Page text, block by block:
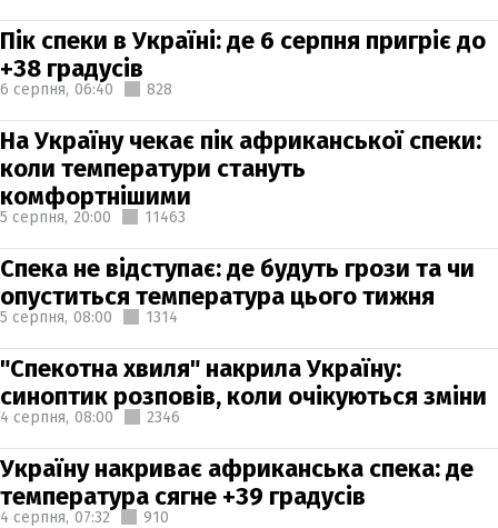
Пік спеки в Україні: де 6 серпня пригріє до
+38 градусів
6 серпня, 06:40 828
На Україну чекає пік африканської спеки:
коли температури стануть
комфортнішими
5 серпня, 20:00 11463
Спека не відступає: де будуть грози та чи
опуститься температура цього тижня
5 серпня, 08:00 1314
"Спекотна хвиля" накрила Україну:
синоптик розповів, коли очікуються зміни
4 серпня, 08:00 2346
Україну накриває африканська спека: де
температура сягне +39 градусів
4 серпня, 07:32 910